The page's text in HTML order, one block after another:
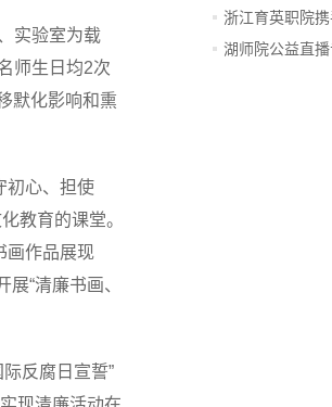
实验室为载
师生日均2次
默化影响和熏
初心、担使
教育的课堂。
画作品展现
“清廉书画、
反腐日宣誓”
项目
浙江育英职院
创...
湖师院公益直